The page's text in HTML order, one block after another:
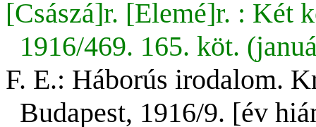
[Császá]r. [Elemé]r. : Két
1916/469. 165. köt.
F. E.: Háborús irodalom.
Budapest, 1916/9. [év